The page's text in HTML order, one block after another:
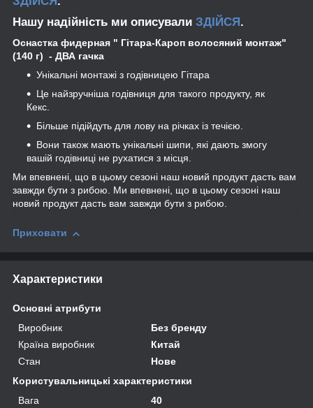
Нашу надійність ми описували ЗДІЙСЯ.
Оснастка фидерная " Гітара-Кароп волосяний монтаж"
(140 г) - ДВА гачка
Унікальні монтажі з годівницею Гітара
Це найзручніша годівниця для такого продукту, як
Кекс.
Більше підійдуть для лову на річках із течією.
Вони також мають унікальні шипи, які дають змогу
вашій годівниці не рухатися з місця.
Ми впевнені, що в цьому сезоні наш новий продукт дасть вам
завжди бути з рибою. Ми впевнені, що в цьому сезоні наш
новий продукт дасть вам завжди бути з рибою.
Приховати
Характеристики
Основні атрибути
Виробник
Без бренду
Країна виробник
Китай
Стан
Нове
Користувальницькі характеристики
Вага
40